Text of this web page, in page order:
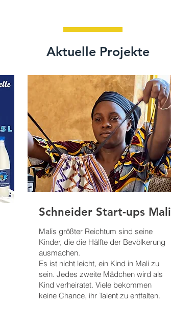
Aktuelle Projekte
Schneider Start-ups Mali
Malis größter Reichtum sind seine
Kinder, die die Hälfte der Bevölkerung
ausmachen.
Es ist nicht leicht, ein Kind in Mali zu
sein. Jedes zweite Mädchen wird als
Kind verheiratet. Viele bekommen
keine Chance, ihr Talent zu entfalten.